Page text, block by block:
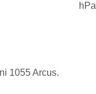
hPa
1055 Arcus.